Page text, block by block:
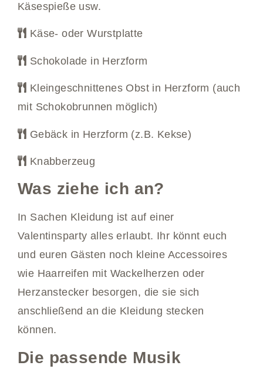
Käsespieße usw.
Käse- oder Wurstplatte
Schokolade in Herzform
Kleingeschnittenes Obst in Herzform (auch
mit Schokobrunnen möglich)
Gebäck in Herzform (z.B. Kekse)
Knabberzeug
Was ziehe ich an?
In Sachen Kleidung ist auf einer
Valentinsparty alles erlaubt. Ihr könnt euch
und euren Gästen noch kleine Accessoires
wie Haarreifen mit Wackelherzen oder
Herzanstecker besorgen, die sie sich
anschließend an die Kleidung stecken
können.
Die passende Musik